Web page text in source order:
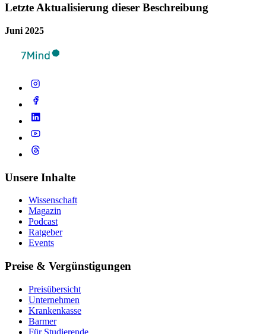
Letzte Aktualisierung dieser Beschreibung
Juni 2025
Unsere Inhalte
Wissenschaft
Magazin
Podcast
Ratgeber
Events
Preise & Vergünstigungen
Preisübersicht
Unternehmen
Krankenkasse
Barmer
Für Studierende